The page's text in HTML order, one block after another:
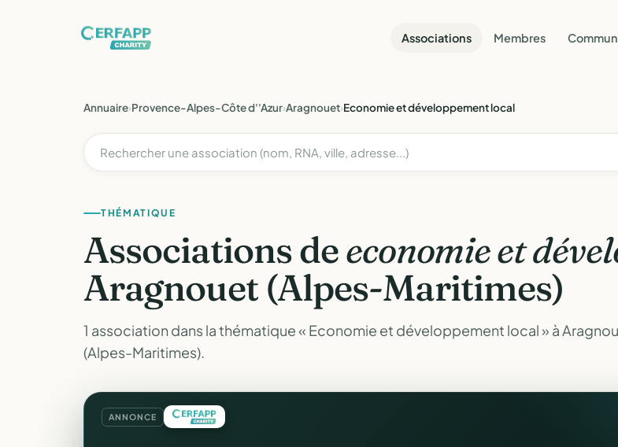
Associations Membres
Annuaire›Provence-Alpes-Côte d''Azur›Aragnouet›Economie et développement local
THÉMATIQUE
Associations deeconomie et
Aragnouet (Alpes-Maritimes)
1 association dans la thématique « Economie et développement local » à
(Alpes-Maritimes).
ANNONCE